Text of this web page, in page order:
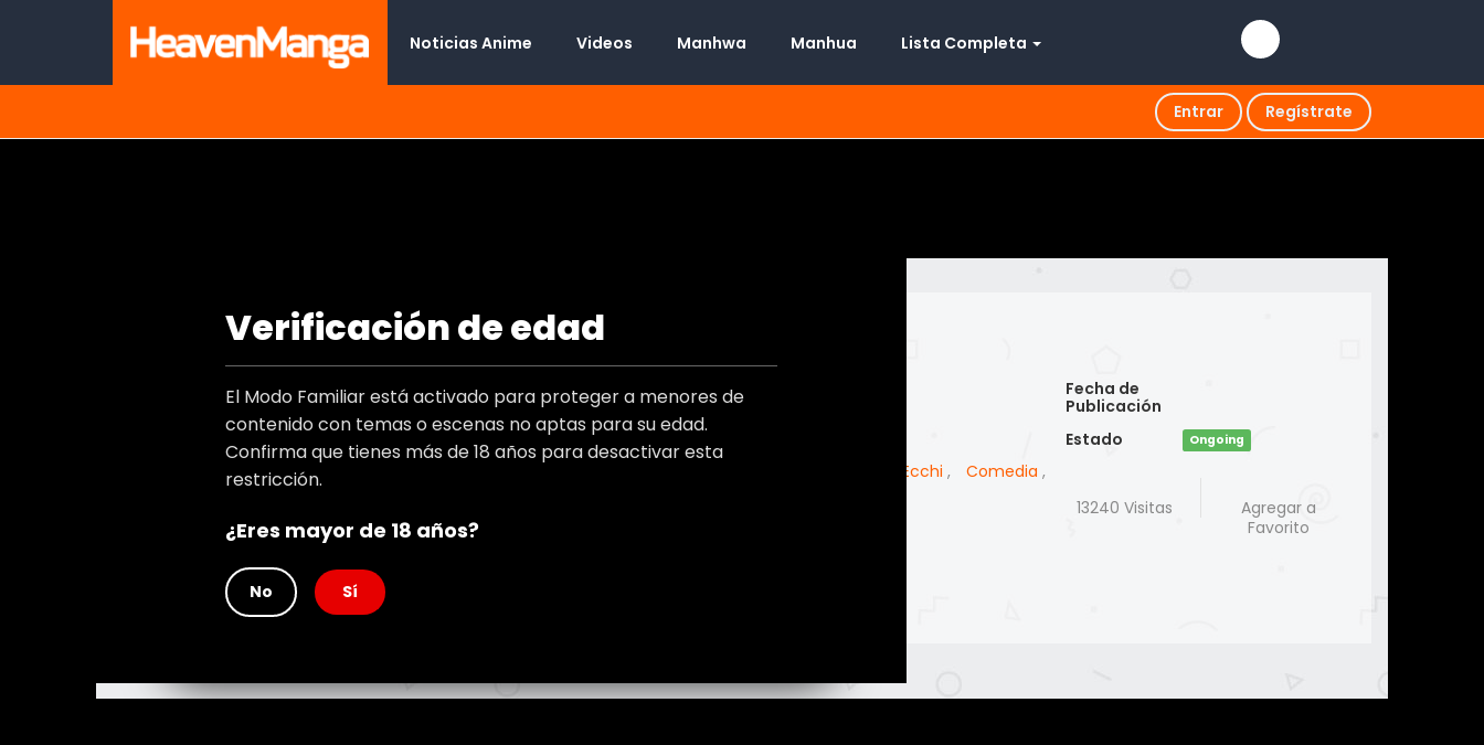
Noticias Anime Videos Manhwa Manhua Lista Completa
Entrar Regístrate
Verificación de edad
El Modo Familiar está activado para proteger a menores de
contenido con temas o escenas no aptas para su edad.
Confirma que tienes más de 18 años para desactivar esta
restricción.
¿Eres mayor de 18 años?
No Sí
Type
Manhwa
Titulo Alt
Desconocido
Autor(es)
Desconocido
Artist(s)
Desconocido
Ecchi , Comedia ,
Rating
Fecha de
Publicación
Estado
Ongoing
13240 Visitas
Agregar a
Favorito